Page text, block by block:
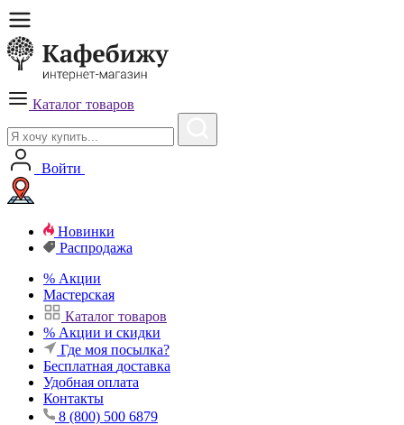
Каталог товаров
Войти
Новинки
Распродажа
% Акции
Мастерская
Каталог товаров
% Акции и скидки
Где моя посылка?
Бесплатная доставка
Удобная оплата
Контакты
8 (800) 500 6879